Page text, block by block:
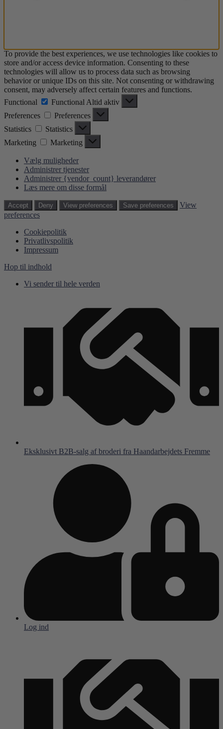
To provide the best experiences, we use technologies like cookies to
store and/or access device information. Consenting to these
technologies will allow us to process data such as browsing
behavior or unique IDs on this site. Not consenting or withdrawing
consent, may adversely affect certain features and functions.
Functional
Functional Altid aktiv
Preferences
Preferences
Statistics
Statistics
Marketing
Marketing
Vælg muligheder
Administrer tjenester
Administrer {vendor_count} leverandører
Læs mere om disse formål
Accept Deny View preferences Save preferences
View
preferences
Cookiepolitik
Privatlivspolitik
Impressum
Hop til indhold
Vi sender til hele verden
Eksklusivt B2B-salg af broderi fra Haandarbejdets Fremme
Log ind